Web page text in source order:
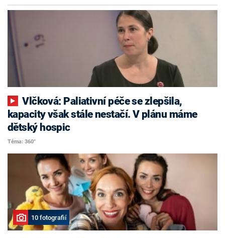
Vlčková: Paliativní péče se zlepšila,
kapacity však stále nestačí. V plánu máme
dětský hospic
Téma: 360°
10 fotografií